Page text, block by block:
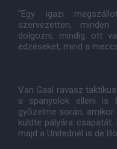
"Egy igazi
szervezetten,
dolgozni, mindig ott
edzéseket, mind a
Van Gaal ravasz
a spanyolok elleni is
gyõzelme során,
küldte pályára
majd a Unitednél is de